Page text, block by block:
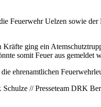
Feuerwehr Uelzen sowie
ging ein
somit Feuer aus gemeldet
ehrenamtlichen
// Presseteam DRK